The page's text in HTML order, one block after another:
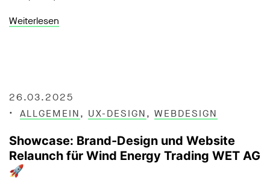
Weiterlesen
26.03.2025
ALLGEMEIN, UX-DESIGN, WEBDESIGN
Showcase: Brand-Design und Website
Relaunch für Wind Energy Trading WET AG
🚀